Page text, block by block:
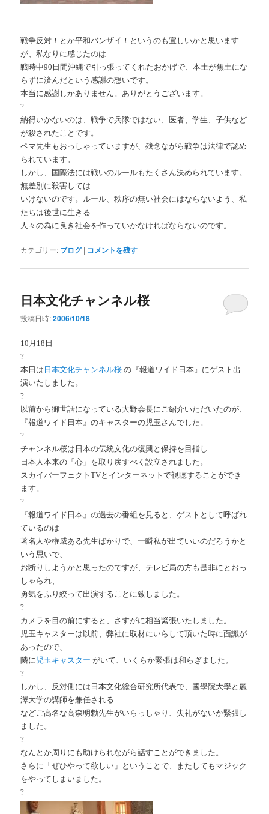
戦争反対！とか平和バンザイ！というのも宜しいかと思います
が、私なりに感じたのは
戦時中90日間沖縄で引っ張ってくれたおかげで、本土が焦土にな
らずに済んだという感謝の想いです。
本当に感謝しかありません。ありがとうございます。
?
納得いかないのは、戦争で兵隊ではない、医者、学生、子供など
が殺されたことです。
ペマ先生もおっしゃっていますが、残念ながら戦争は法律で認め
られています。
しかし、国際法には戦いのルールもたくさん決められています。
無差別に殺害しては
いけないのです。ルール、秩序の無い社会にはならないよう、私
たちは後世に生きる
人々の為に良き社会を作っていかなければならないのです。
カテゴリー: ブログ | コメントを残す
日本文化チャンネル桜
投稿日時:2006/10/18
10月18日
?
本日は 日本文化チャンネル桜 の『報道ワイド日本』にゲスト出
演いたしました。
?
以前から御世話になっている大野会長にご紹介いただいたのが、
『報道ワイド日本』のキャスターの児玉さんでした。
?
チャンネル桜は日本の伝統文化の復興と保持を目指し
日本人本来の「心」を取り戻すべく設立されました。
スカイパーフェクトTVとインターネットで視聴することができ
ます。
?
『報道ワイド日本』の過去の番組を見ると、ゲストとして呼ばれ
ているのは
著名人や権威ある先生ばかりで、一瞬私が出ていいのだろうかと
いう思いで、
お断りしようかと思ったのですが、テレビ局の方も是非にとおっ
しゃられ、
勇気をふり絞って出演することに致しました。
?
カメラを目の前にすると、さすがに相当緊張いたしました。
児玉キャスターは以前、弊社に取材にいらして頂いた時に面識が
あったので、
隣に 児玉キャスター がいて、いくらか緊張は和らぎました。
?
しかし、反対側には日本文化総合研究所代表で、國學院大學と麗
澤大学の講師を兼任される
などご高名な高森明勅先生がいらっしゃり、失礼がないか緊張し
ました。
?
なんとか周りにも助けられながら話すことができました。
さらに「ぜひやって欲しい」ということで、またしてもマジック
をやってしまいました。
?